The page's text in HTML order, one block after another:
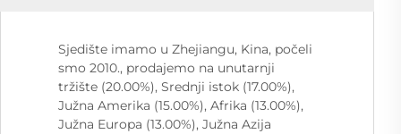
Sjedište imamo u Zhejiangu, Kina, počeli
smo 2010., prodajemo na unutarnji
tržište (20.00%), Srednji istok (17.00%),
Južna Amerika (15.00%), Afrika (13.00%),
Južna Europa (13.00%), Južna Azija